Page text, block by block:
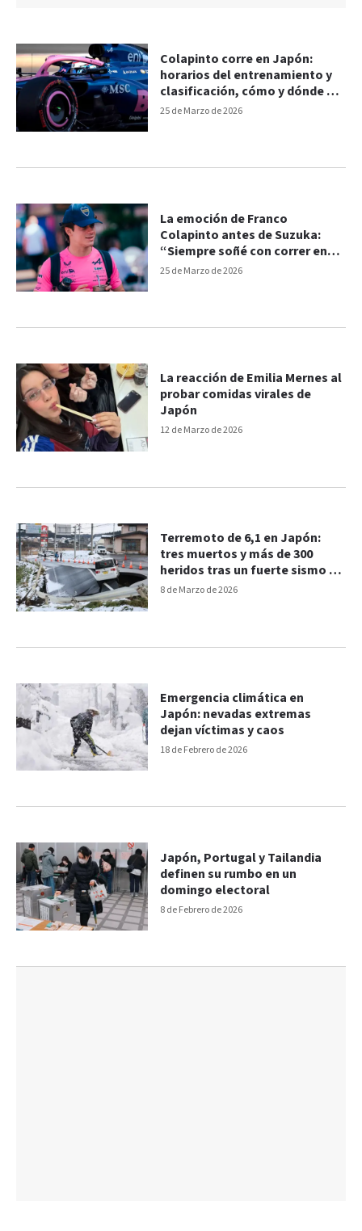
25 de Marzo de 2026
Colapinto corre en Japón:
horarios del entrenamiento y
clasificación, cómo y dónde ver
la Fórmula 1
25 de Marzo de 2026
La emoción de Franco
Colapinto antes de Suzuka:
“Siempre soñé con correr en
Japón”
12 de Marzo de 2026
La reacción de Emilia Mernes al
probar comidas virales de
Japón
8 de Marzo de 2026
Terremoto de 6,1 en Japón:
tres muertos y más de 300
heridos tras un fuerte sismo en
Osaka
18 de Febrero de 2026
Emergencia climática en
Japón: nevadas extremas
dejan víctimas y caos
8 de Febrero de 2026
Japón, Portugal y Tailandia
definen su rumbo en un
domingo electoral